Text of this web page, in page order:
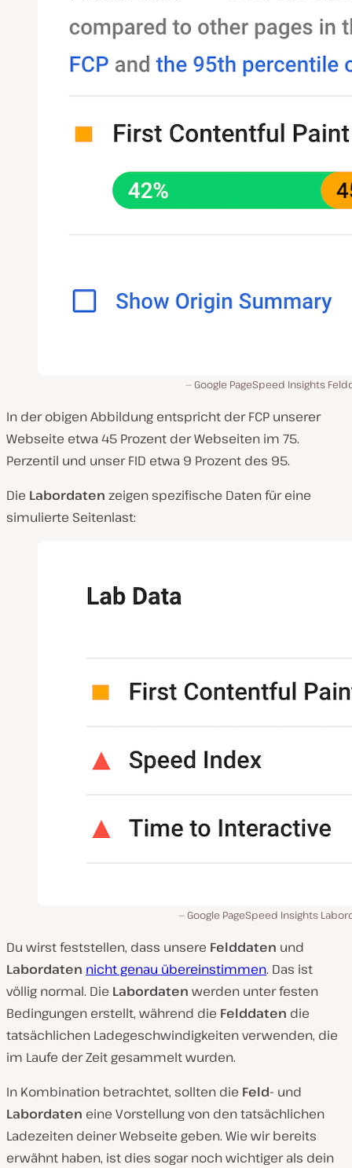
Google PageSpeed Insights
In der obigen Abbildung entspricht der FCP unserer
Webseite etwa 45 Prozent der Webseiten im 75.
Perzentil und unser FID etwa 9 Prozent des 95.
Die Labordaten zeigen spezifische Daten für eine
simulierte Seitenlast:
Google PageSpeed Insights
Du wirst feststellen, dass unsere Felddaten und
Labordaten nicht genau übereinstimmen. Das ist
völlig normal. Die Labordaten werden unter festen
Bedingungen erstellt, während die Felddaten die
tatsächlichen Ladegeschwindigkeiten verwenden, die
im Laufe der Zeit gesammelt wurden.
In Kombination betrachtet, sollten die Feld- und
Labordaten eine Vorstellung von den tatsächlichen
Ladezeiten deiner Webseite geben. Wie wir bereits
erwähnt haben, ist dies sogar noch wichtiger als dein